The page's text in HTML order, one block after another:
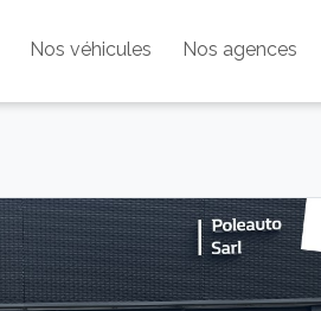
Nos véhicules Nos agences